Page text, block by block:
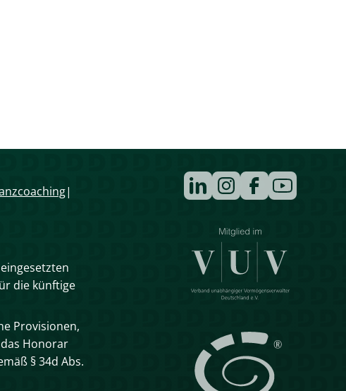
die künftige
Provisionen,
Honorar
§ 34d Abs.
Navigation
überspringen